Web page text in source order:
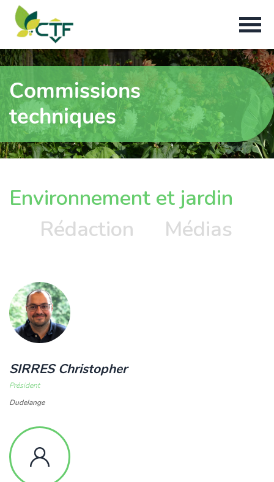
Commissions
techniques
Environnement et jardin
Rédaction
Médias
SIRRES Christopher
Président
Dudelange